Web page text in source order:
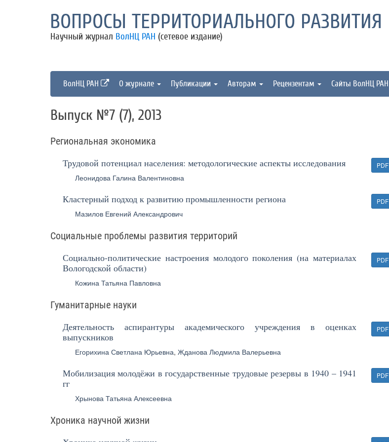
ВОПРОСЫ ТЕРРИТОРИАЛЬНОГО РАЗВИТИЯ
Научный журнал ВолНЦ РАН (сетевое издание)
ВолНЦ РАН О журнале Публикации Авторам Рецензентам Сайты ВолНЦ РАН
Выпуск №7 (7), 2013
Региональная экономика
Трудовой потенциал населения: методологические аспекты исследования
Леонидова Галина Валентиновна
PDF
Кластерный подход к развитию промышленности региона
Мазилов Евгений Александрович
PDF
Социальные проблемы развития территорий
Социально-политические настроения молодого поколения (на материалах
Вологодской области)
Кожина Татьяна Павловна
PDF
Гуманитарные науки
Деятельность аспирантуры академического учреждения в оценках
выпускников
Егорихина Светлана Юрьевна, Жданова Людмила Валерьевна
PDF
Мобилизация молодёжи в государственные трудовые резервы в 1940 – 1941
гг
Хрынова Татьяна Алексеевна
PDF
Хроника научной жизни